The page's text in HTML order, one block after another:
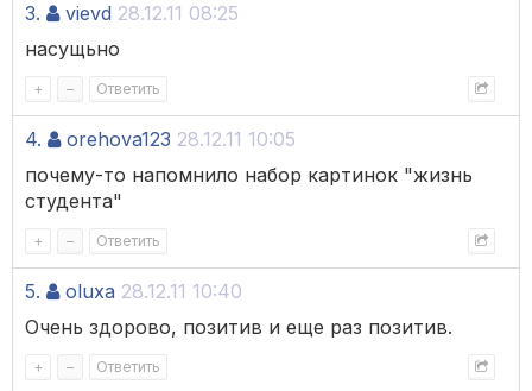
3. vievd 28.12.11 08:25
насущьно
+ – Ответить
4. orehova123 28.12.11 10:05
почему-то напомнило набор картинок "жизнь
студента"
+ – Ответить
5. oluxa 28.12.11 10:40
Очень здорово, позитив и еще раз позитив.
+ – Ответить